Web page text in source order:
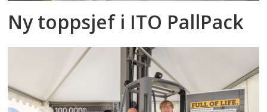
Ny toppsjef i ITO PallPack